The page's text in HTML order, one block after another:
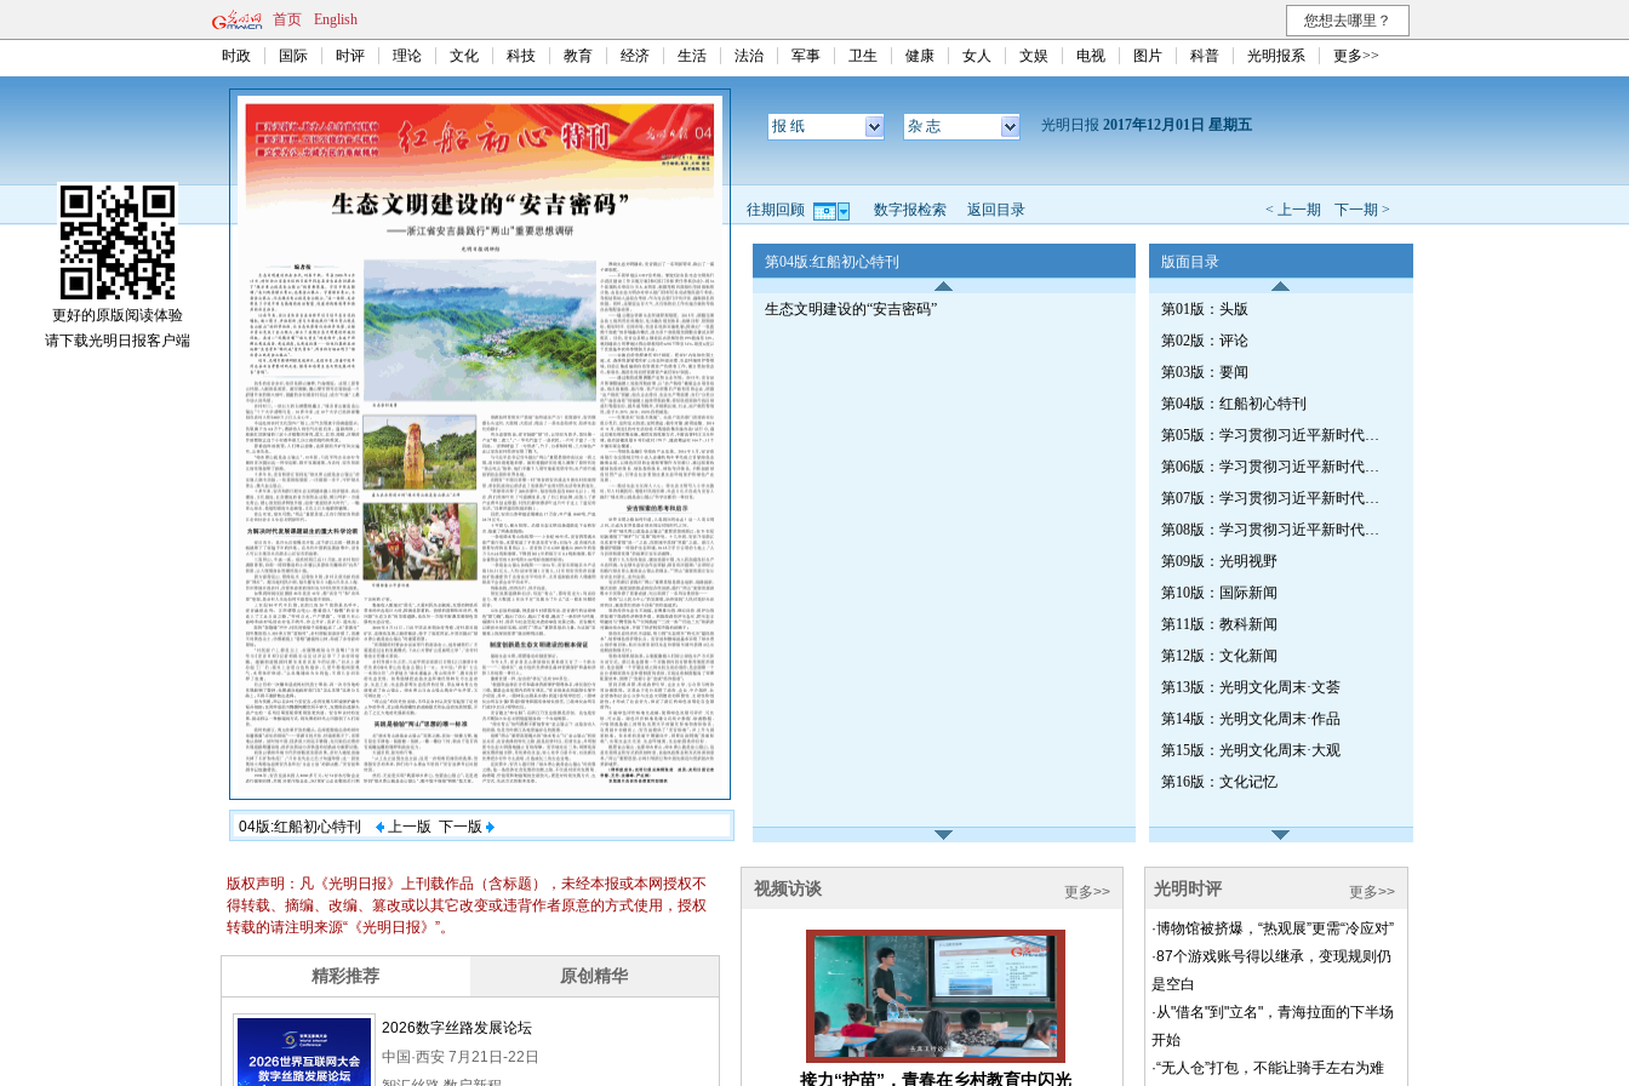
首页 English 您想去哪里？
时政 国际 时评 理论 文化 科技 教育 经济 生活 法治 军事 卫生 健康 女人 文娱 电视 图片 科普 光明报系 更多>>
04版:红船初心特刊 上一版 下一版
报 纸 杂 志 光明日报 2017年12月01日 星期五
< 上一期 下一期 >
往期回顾 数字报检索 返回目录
第04版:红船初心特刊
生态文明建设的“安吉密码”
版面目录
第01版：头版
第02版：评论
第03版：要闻
第04版：红船初心特刊
第05版：学习贯彻习近平新时代中国特色社会主义思想特刊·第二十二期
第06版：学习贯彻习近平新时代中国特色社会主义思想特刊
第07版：学习贯彻习近平新时代中国特色社会主义思想特刊
第08版：学习贯彻习近平新时代中国特色社会主义思想特刊
第09版：光明视野
第10版：国际新闻
第11版：教科新闻
第12版：文化新闻
第13版：光明文化周末·文荟
第14版：光明文化周末·作品
第15版：光明文化周末·大观
第16版：文化记忆
更好的原版阅读体验
请下载光明日报客户端